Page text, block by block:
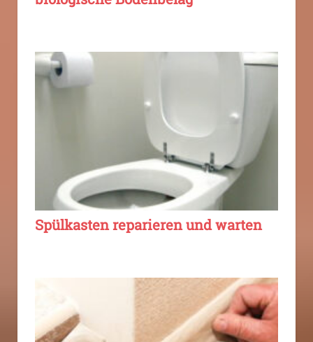
Spülkasten reparieren und warten